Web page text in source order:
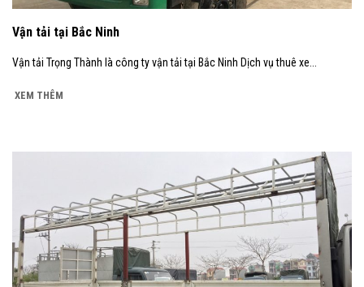
Vận tải tại Bắc Ninh
Vận tải Trọng Thành là công ty vận tải tại Bắc Ninh Dịch vụ thuê xe...
XEM THÊM